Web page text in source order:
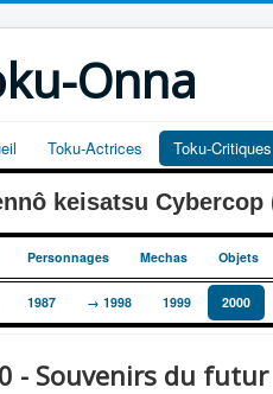
Onna
Toku-Actrices Toku-Critiques
keisatsu Cybercop
Personnages Mechas Objets
1987 → 1998 1999 2000
- Souvenirs du futur